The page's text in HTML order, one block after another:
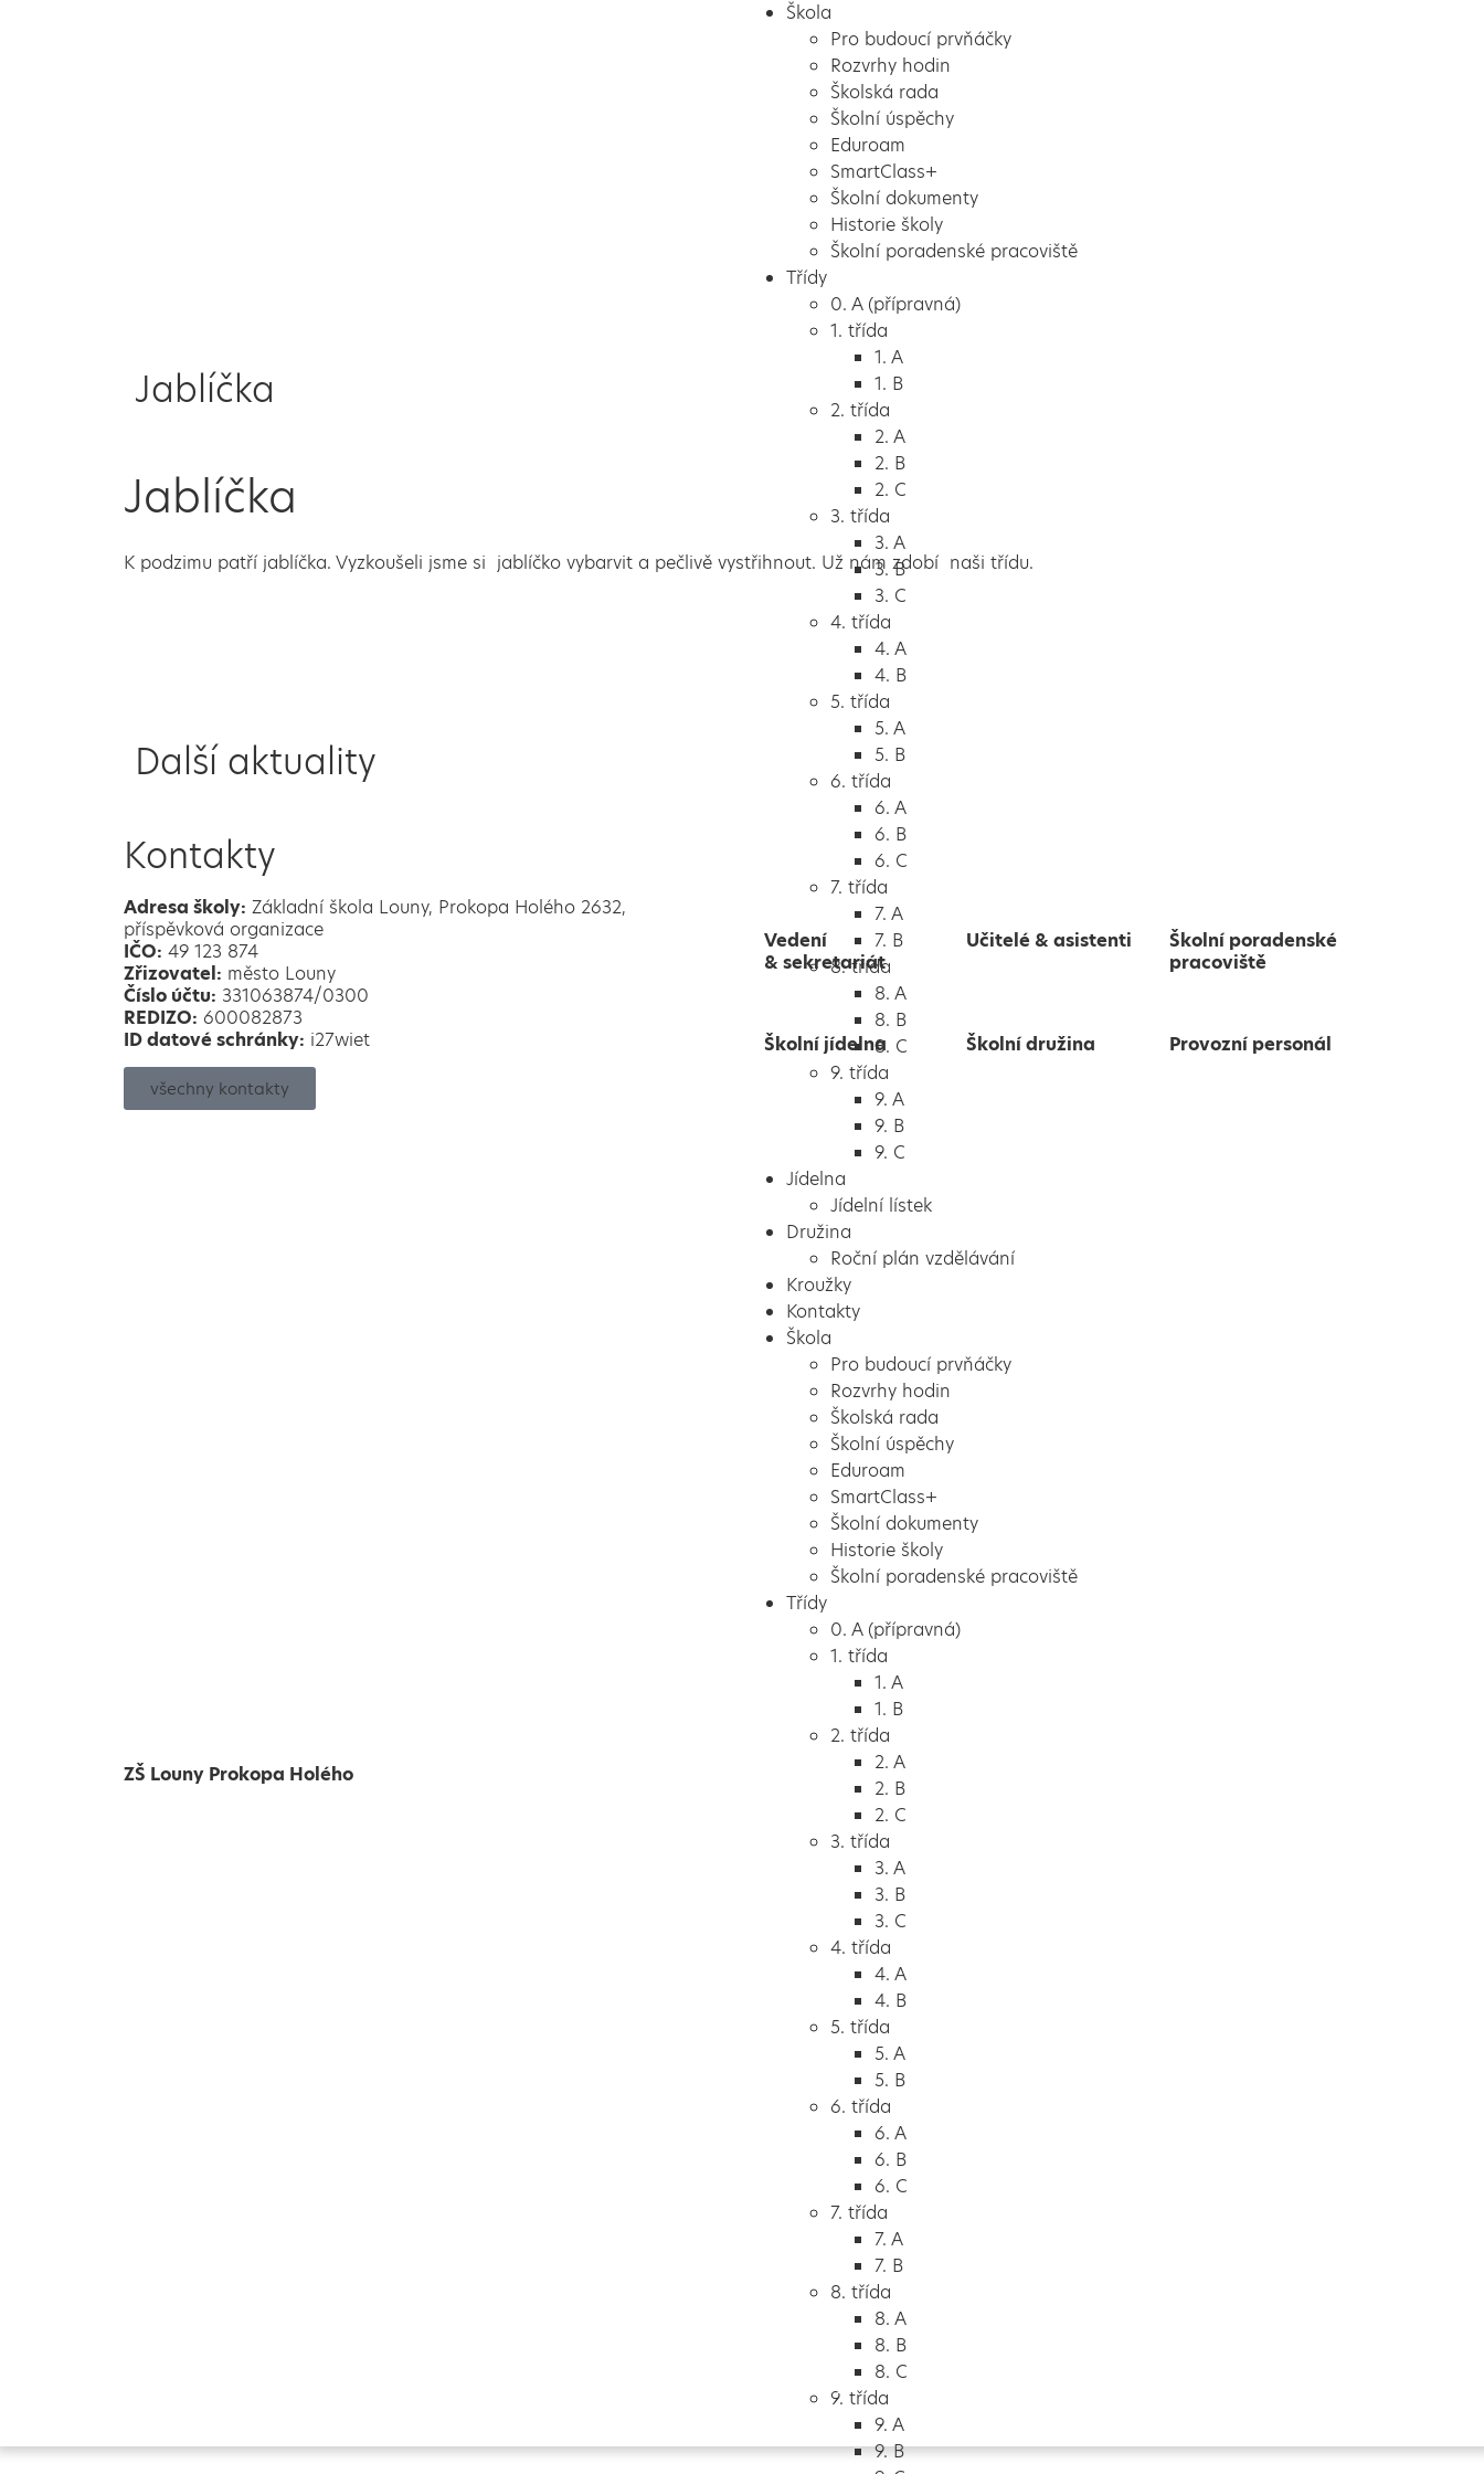
Škola
Pro budoucí prvňáčky
Rozvrhy hodin
Školská rada
Školní úspěchy
Eduroam
SmartClass+
Školní dokumenty
Historie školy
Školní poradenské pracoviště
Třídy
0. A (přípravná)
1. třída
1. A
1. B
2. třída
2. A
2. B
2. C
3. třída
3. A
3. B
3. C
4. třída
4. A
4. B
5. třída
5. A
5. B
6. třída
6. A
6. B
6. C
7. třída
7. A
7. B
8. třída
8. A
8. B
8. C
9. třída
9. A
9. B
9. C
Jídelna
Jídelní lístek
Družina
Roční plán vzdělávání
Kroužky
Kontakty
Škola
Pro budoucí prvňáčky
Rozvrhy hodin
Školská rada
Školní úspěchy
Eduroam
SmartClass+
Školní dokumenty
Historie školy
Školní poradenské pracoviště
Třídy
0. A (přípravná)
1. třída
1. A
1. B
2. třída
2. A
2. B
2. C
3. třída
3. A
3. B
3. C
4. třída
4. A
4. B
5. třída
5. A
5. B
6. třída
6. A
6. B
6. C
7. třída
7. A
7. B
8. třída
8. A
8. B
8. C
9. třída
9. A
9. B
Jablíčka
Jablíčka
K podzimu patří jablíčka. Vyzkoušeli jsme si jablíčko vybarvit a pečlivě vystřihnout. Už nám zdobí naši třídu.
Další aktuality
Kontakty
Adresa školy: Základní škola Louny, Prokopa Holého 2632,
příspěvková organizace
IČO: 49 123 874
Zřizovatel: město Louny
Číslo účtu: 331063874/0300
REDIZO: 600082873
ID datové schránky: i27wiet
všechny kontakty
Vedení
& sekretariát
Učitelé & asistenti
Školní poradenské
pracoviště
Školní jídelna Školní družina Provozní personál
ZŠ Louny Prokopa Holého
2024